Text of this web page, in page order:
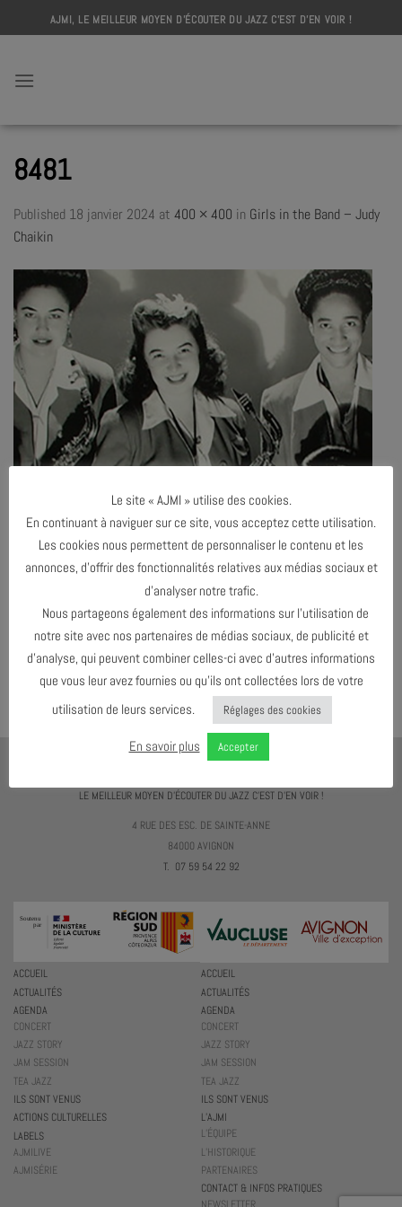
to
AJMI, LE MEILLEUR MOYEN D'ÉCOUTER DU JAZZ C'EST D'EN VOIR !
8481
Published 18 janvier 2024 at 400 × 400 in Girls in the Band – Judy
Chaikin
Both comments and trackbacks are currently closed.
LE MEILLEUR MOYEN D'ÉCOUTER DU JAZZ C'EST D'EN VOIR !
4 RUE DES ESC. DE SAINTE-ANNE
84000 AVIGNON
T. 07 59 54 22 92
ACCUEIL
ACTUALITÉS
AGENDA
CONCERT
JAZZ STORY
JAM SESSION
TEA JAZZ
ILS SONT VENUS
ACCUEIL
ACTUALITÉS
AGENDA
CONCERT
JAZZ STORY
JAM SESSION
TEA JAZZ
ILS SONT VENUS
ACTIONS CULTURELLES
LABELS
AJMILIVE
AJMISÉRIE
L’AJMI
L’ÉQUIPE
L’HISTORIQUE
PARTENAIRES
CONTACT & INFOS PRATIQUES
NEWSLETTER
Le site « AJMI » utilise des cookies.
En continuant à naviguer sur ce site, vous acceptez cette utilisation.
Les cookies nous permettent de personnaliser le contenu et les
annonces, d’offrir des fonctionnalités relatives aux médias sociaux et
d’analyser notre trafic.
Nous partageons également des informations sur l’utilisation de
notre site avec nos partenaires de médias sociaux, de publicité et
d’analyse, qui peuvent combiner celles-ci avec d’autres informations
que vous leur avez fournies ou qu’ils ont collectées lors de votre
utilisation de leurs services.
Réglages des cookies
En savoir plus Accepter